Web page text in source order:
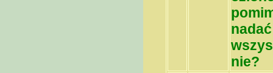
nie?